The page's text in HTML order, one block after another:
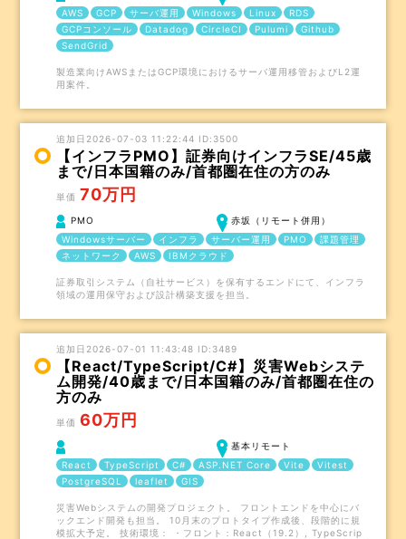
AWS
GCP サーバ運用 Windows Linux
RDS
GCPコンソール
Datadog CircleCI Pulumi
Github
SendGrid
製造業向けAWSまたはGCP環境におけるサーバ運用移管およびL2運
用案件。
追加日2026-07-03 11:22:44 ID:3500
【インフラPMO】証券向けインフラSE/45歳
まで/日本国籍のみ/首都圏在住の方のみ
単価 70万円
PMO
赤坂（リモート併用）
Windowsサーバー
インフラ サーバー運用 PMO
課題管理
ネットワーク
AWS IBMクラウド
証券取引システム（自社サービス）を保有するエンドにて、インフラ
領域の運用保守および設計構築支援を担当。
追加日2026-07-01 11:43:48 ID:3489
【React/TypeScript/C#】災害Webシステ
ム開発/40歳まで/日本国籍のみ/首都圏在住の
方のみ
単価 60万円
基本リモート
React
TypeScript C# ASP.NET Core Vite
Vitest
PostgreSQL
leaflet GIS
災害Webシステムの開発プロジェクト。 フロントエンドを中心にバ
ックエンド開発も担当。 10月末のプロトタイプ作成後、段階的に規
模拡大予定。 技術環境： ・フロント：React（19.2）, TypeScrip